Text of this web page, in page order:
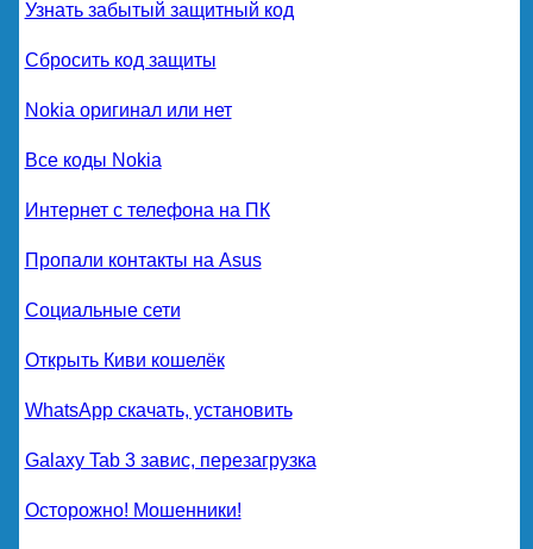
Узнать забытый защитный код
Сбросить код защиты
Nokia оригинал или нет
Все коды Nokia
Интернет с телефона на ПК
Пропали контакты на Asus
Социальные сети
Открыть Киви кошелёк
WhatsApp скачать, установить
Galaxy Tab 3 завис, перезагрузка
Осторожно! Мошенники!